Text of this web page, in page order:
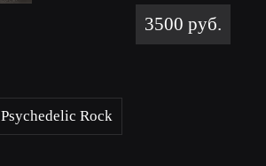
3500 руб.
Psychedelic Rock